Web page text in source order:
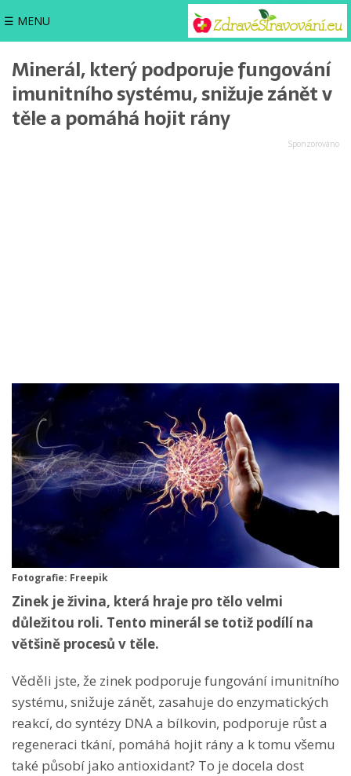
☰ MENU
Minerál, který podporuje fungování
imunitního systému, snižuje zánět v
těle a pomáhá hojit rány
Fotografie: Freepik
Zinek je živina, která hraje pro tělo velmi
důležitou roli. Tento minerál se totiž podílí na
většině procesů v těle.
Věděli jste, že zinek podporuje fungování imunitního
systému, snižuje zánět, zasahuje do enzymatických
reakcí, do syntézy DNA a bílkovin, podporuje růst a
regeneraci tkání, pomáhá hojit rány a k tomu všemu
také působí jako antioxidant? To je docela dost